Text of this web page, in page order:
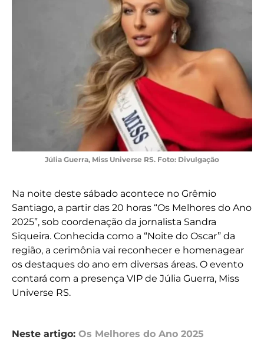
Júlia Guerra, Miss Universe RS. Foto: Divulgação
Na noite deste sábado acontece no Grêmio
Santiago, a partir das 20 horas “Os Melhores do Ano
2025”, sob coordenação da jornalista Sandra
Siqueira. Conhecida como a “Noite do Oscar” da
região, a cerimônia vai reconhecer e homenagear
os destaques do ano em diversas áreas. O evento
contará com a presença VIP de Júlia Guerra, Miss
Universe RS.
Neste artigo: Os Melhores do Ano 2025